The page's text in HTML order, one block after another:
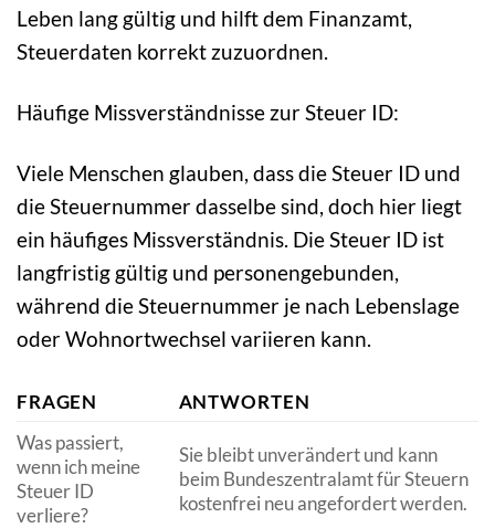
Leben lang gültig und hilft dem Finanzamt,
Steuerdaten korrekt zuzuordnen.
Häufige Missverständnisse zur Steuer ID:
Viele Menschen glauben, dass die Steuer ID und
die Steuernummer dasselbe sind, doch hier liegt
ein häufiges Missverständnis. Die Steuer ID ist
langfristig gültig und personengebunden,
während die Steuernummer je nach Lebenslage
oder Wohnortwechsel variieren kann.
FRAGEN
ANTWORTEN
Was passiert,
wenn ich meine
Steuer ID
verliere?
Sie bleibt unverändert und kann
beim Bundeszentralamt für Steuern
kostenfrei neu angefordert werden.